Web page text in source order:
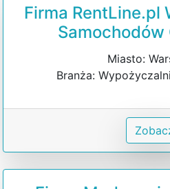
Firma RentLine.pl
Samochodów
Miasto:
Branża: